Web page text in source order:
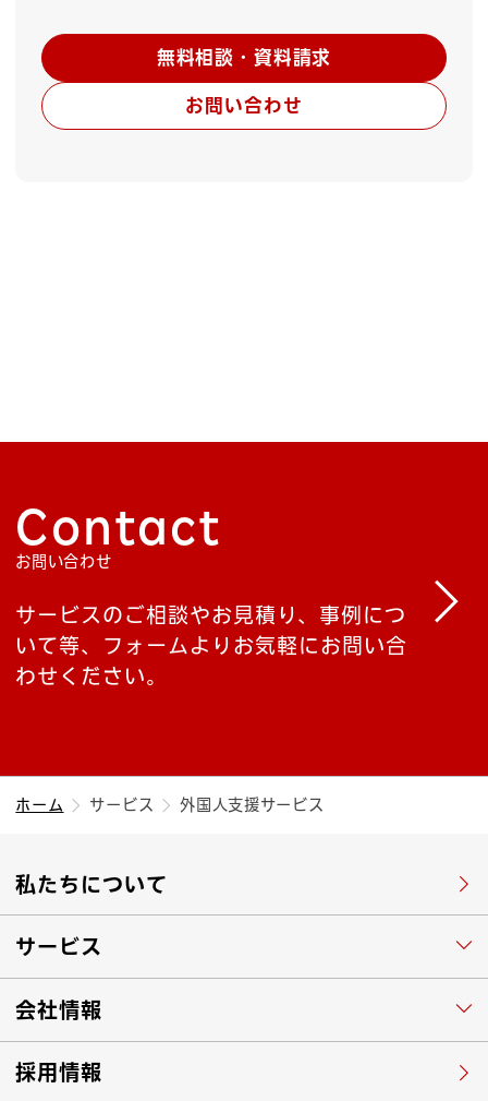
無料相談・資料請求
お問い合わせ
Contact
お問い合わせ
サービスのご相談やお見積り、事例につ
いて等、フォームよりお気軽にお問い合
わせください。
ホーム サービス 外国人支援サービス
私たちについて
サービス
会社情報
採用情報